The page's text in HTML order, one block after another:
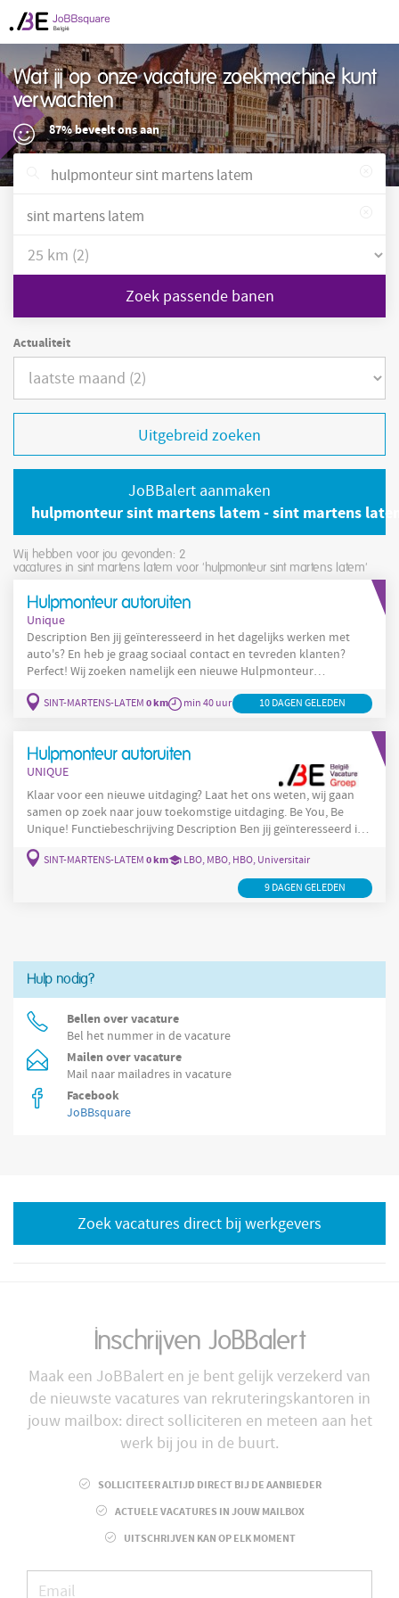
Wat jij op onze vacature zoekmachine kunt
verwachten
87% beveelt ons aan
Zoek passende banen
Actualiteit
Uitgebreid zoeken
JoBBalert aanmaken
hulpmonteur sint martens latem - sint martens
Wij hebben voor jou gevonden: 2
vacatures in sint martens latem voor 'hulpmonteur sint martens latem'
Hulpmonteur autoruiten
Unique
Description Ben jij geïnteresseerd in het dagelijks werken met
auto's? En heb je graag sociaal contact en tevreden klanten?
Perfect! Wij zoeken namelijk een nieuwe Hulpmonteur
Autoruiten evalueren en herstellen op dagelijkse basis, samen
SINT-MARTENS-LATEM 0 km min 40 uur 10 DAGEN GELEDEN
Hulpmonteur autoruiten
UNIQUE
Klaar voor een nieuwe uitdaging? Laat het ons weten, wij gaan
samen op zoek naar jouw toekomstige uitdaging. Be You, Be
Unique! Functiebeschrijving Description Ben jij geïnteresseerd in
het dagelijks werken met auto's? En heb je graag sociaal contact
en tevreden klanten? Perfect! Wij zoeken namelijk een nieuwe
Hulpmonteur Autoruiten in de regio vanLatem. In deze toffe job
ga jij: Autoruiten evalueren en herstellen op
SINT-MARTENS-LATEM 0 km LBO, MBO, HBO, Universitair
9 DAGEN GELEDEN
Hulp nodig?
Bellen over vacature
Bel het nummer in de vacature
Mailen over vacature
Mail naar mailadres in vacature
Facebook
JoBBsquare
Zoek vacatures direct bij werkgevers
Inschrijven JoBBalert
Maak een JoBBalert en je bent gelijk verzekerd van
de nieuwste vacatures van rekruteringskantoren in
jouw mailbox: direct solliciteren en meteen aan het
werk bij jou in de buurt.
SOLLICITEER ALTIJD DIRECT BIJ DE AANBIEDER
ACTUELE VACATURES IN JOUW MAILBOX
UITSCHRIJVEN KAN OP ELK MOMENT